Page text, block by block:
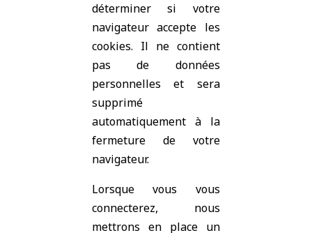
déterminer si votre
navigateur accepte les
cookies. Il ne contient
pas de données
personnelles et sera
supprimé
automatiquement à la
fermeture de votre
navigateur.
Lorsque vous vous
connecterez, nous
mettrons en place un